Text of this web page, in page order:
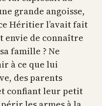
grande angoisse,
Héritier l’avait fait
envie de connaître
famille ? Ne
à ce que lui
des parents
confiant leur petit